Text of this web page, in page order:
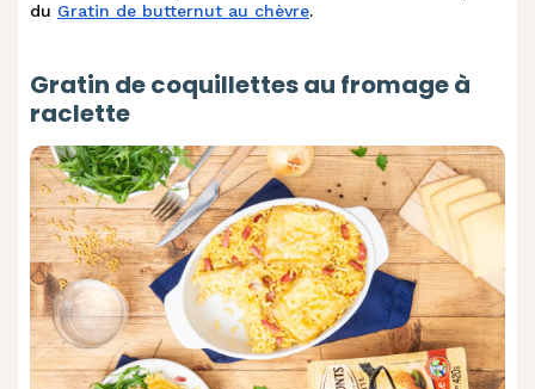
du Gratin de butternut au chèvre.
Gratin de coquillettes au fromage à
raclette